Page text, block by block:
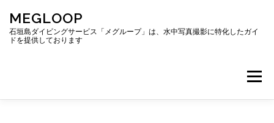
ッ
MEGLOOP
石垣島ダイビングサービス「メグループ」は、水中写真撮影に特化したガイ
ドを提供しております
メニュー